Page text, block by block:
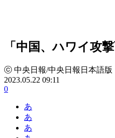
「中国、ハワイ攻
ⓒ 中央日報/中央日報日本語版
2023.05.22 09:11
0
あ
あ
あ